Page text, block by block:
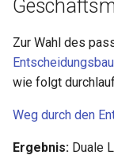
Zur Wahl des
wie folgt
Weg durch den
Ergebnis: Duale